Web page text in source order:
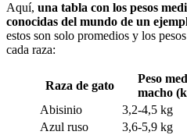
Aquí, una tabla con los pesos
conocidas del mundo de un
estos son solo promedios y los
cada raza:
Raza de gato
Peso
macho
Abisinio
3,2-4,5 kg
Azul ruso
3,6-5,9 kg